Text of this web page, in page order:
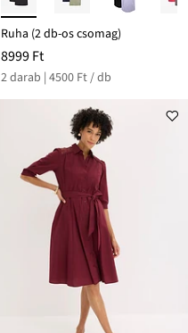
Ruha (2 db-os csomag)
8999 Ft
2 darab | 4500 Ft / db